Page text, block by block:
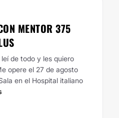
MENTOR 375
de todo y les quiero
opere el 27 de agosto
en el Hospital italiano